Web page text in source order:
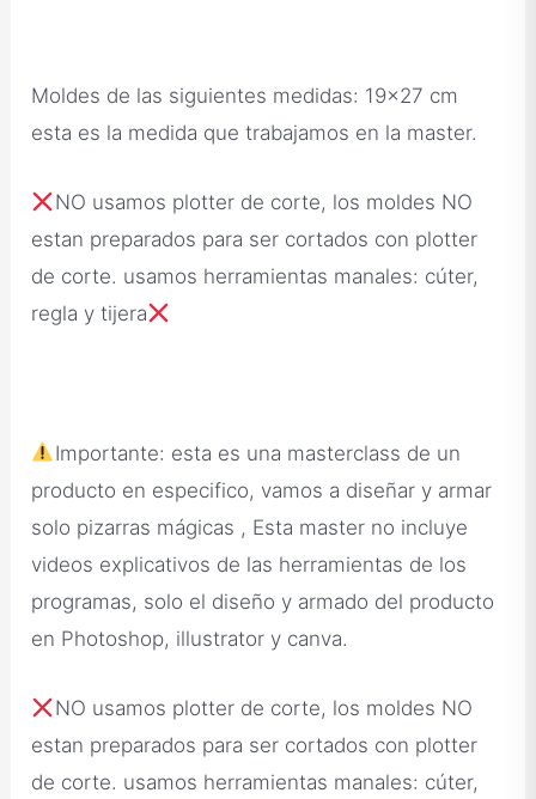
Moldes de las siguientes medidas: 19×27 cm
esta es la medida que trabajamos en la master.
NO usamos plotter de corte, los moldes NO
estan preparados para ser cortados con plotter
de corte. usamos herramientas manales: cúter,
regla y tijera
Importante: esta es una masterclass de un
producto en especifico, vamos a diseñar y armar
solo pizarras mágicas , Esta master no incluye
videos explicativos de las herramientas de los
programas, solo el diseño y armado del producto
en Photoshop, illustrator y canva.
NO usamos plotter de corte, los moldes NO
estan preparados para ser cortados con plotter
de corte. usamos herramientas manales: cúter,